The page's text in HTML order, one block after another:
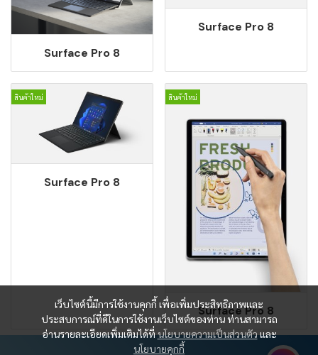
Surface Pro 8
Surface Pro 8
สินค้าใหม่
Surface Pro 8
สินค้าใหม่
Surface Pro 8
เว็บไซต์นี้มีการใช้งานคุกกี้ เพื่อเพิ่มประสิทธิภาพและ
ประสบการณ์ที่ดีในการใช้งานเว็บไซต์ของท่าน ท่านสามารถ
อ่านรายละเอียดเพิ่มเติมได้ที่นโยบายความเป็นส่วนตัวและ
นโยบายคุกกี้